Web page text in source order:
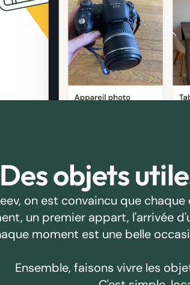
Des objets
on est convaincu que
un premier appart, l'arrivée
moment est une belle
Ensemble, faisons vivre les